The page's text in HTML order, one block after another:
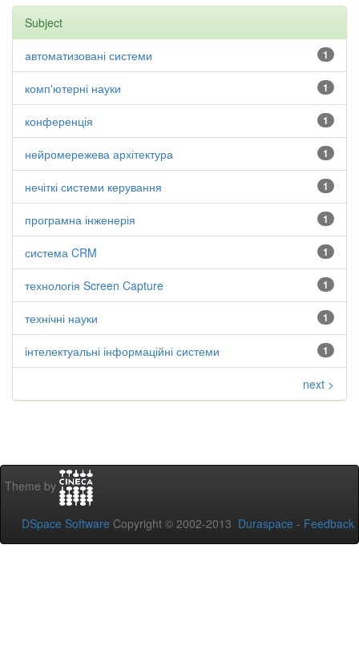
Subject
1
автоматизовані системи
1
комп'ютерні науки
1
конференція
1
нейромережева архітектура
1
нечіткі системи керування
1
програмна інженерія
1
система CRM
1
технологія Screen Capture
1
технічні науки
1
інтелектуальні інформаційні системи
next >
Theme by
DSpace Software Copyright © 2002-2013 Duraspace - Feedback